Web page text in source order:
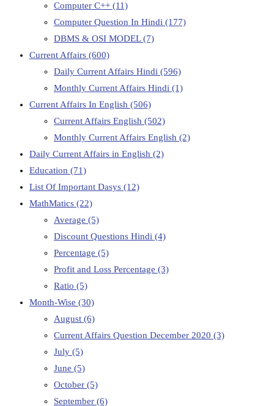
Computer C++ (11)
Computer Question In Hindi (177)
DBMS & OSI MODEL(7)
Current Affairs (600)
Daily Current Affairs Hindi (596)
Monthly Current Affairs Hindi (1)
Current Affairs In English (506)
Current Affairs English (502)
Monthly Current Affairs English (2)
Daily Current Affairs in English (2)
Education (71)
List Of Important Dasys (12)
MathMatics (22)
Average (5)
Discount Questions Hindi (4)
Percentage (5)
Profit and Loss Percentage (3)
Ratio (5)
Month-Wise (30)
August (6)
Current Affairs Question December 2020 (3)
July (5)
June (5)
October (5)
September (6)